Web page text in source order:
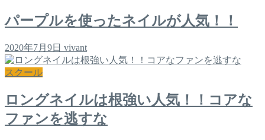
パープルを使ったネイルが人気！！
2020年7月9日 vivant
スクール
ロングネイルは根強い人気！！コアな
ファンを逃すな